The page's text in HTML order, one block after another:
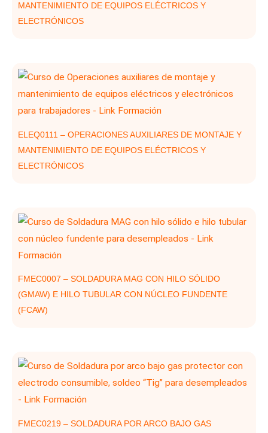
MANTENIMIENTO DE EQUIPOS ELÉCTRICOS Y
ELECTRÓNICOS
ELEQ0111 – OPERACIONES AUXILIARES DE MONTAJE Y
MANTENIMIENTO DE EQUIPOS ELÉCTRICOS Y
ELECTRÓNICOS
FMEC0007 – SOLDADURA MAG CON HILO SÓLIDO
(GMAW) E HILO TUBULAR CON NÚCLEO FUNDENTE
(FCAW)
FMEC0219 – SOLDADURA POR ARCO BAJO GAS